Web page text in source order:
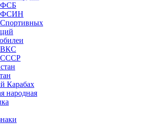
ФСБ
ФСИН
Карабах
народная